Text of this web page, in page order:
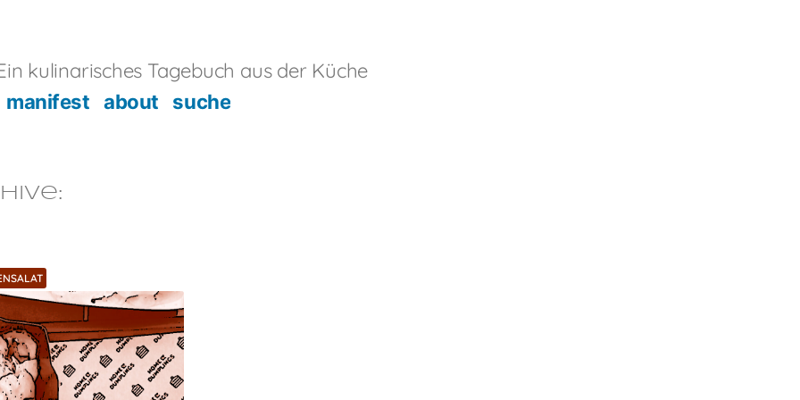
kulinarisches Tagebuch aus der Küche
manifest about suche